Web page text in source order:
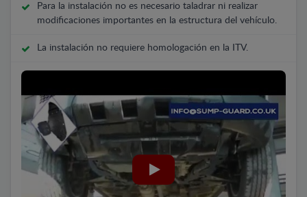
Para la instalación no es necesario taladrar ni realizar
modificaciones importantes en la estructura del vehículo.
La instalación no requiere homologación en la ITV.